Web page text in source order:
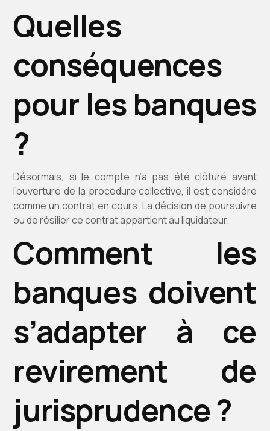
Quelles
conséquences
pour les banques
?
Désormais, si le compte n’a pas été clôturé avant
l’ouverture de la procédure collective, il est considéré
comme un contrat en cours. La décision de poursuivre
ou de résilier ce contrat appartient au liquidateur.
Comment les
banques doivent
s’adapter à ce
revirement de
jurisprudence?